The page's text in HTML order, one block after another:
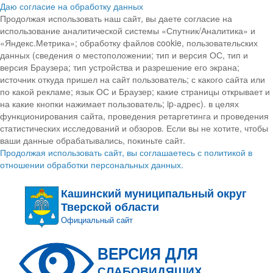
Даю согласие на обработку данных
Продолжая использовать наш сайт, вы даете согласие на
использование аналитической системы «Спутник/Аналитика» и
«Яндекс.Метрика»; обработку файлов cookie, пользовательских
данных (сведения о местоположении; тип и версия ОС, тип и
версия Браузера; тип устройства и разрешение его экрана;
источник откуда пришел на сайт пользователь; с какого сайта или
по какой рекламе; язык ОС и Браузер; какие страницы открывает и
на какие кнопки нажимает пользователь; ip-адрес). в целях
функционирования сайта, проведения ретаргетинга и проведения
статистических исследований и обзоров. Если вы не хотите, чтобы
ваши данные обрабатывались, покиньте сайт.
Продолжая использовать сайт, вы соглашаетесь с политикой в
отношении обработки персональных данных.